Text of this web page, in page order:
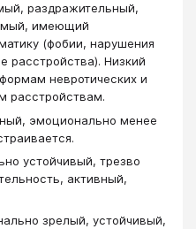
раздражительный,
имеющий
(фобии, нарушения
расстройства). Низкий
невротических и
расстройствам.
эмоционально менее
устойчивый, трезво
активный,
зрелый, устойчивый,